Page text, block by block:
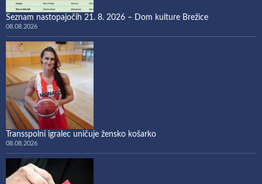
Seznam nastopajočih 21. 8. 2026 – Dom kulture Brežice
08.08.2026
Transspolni igralec uničuje žensko košarko
08.08.2026